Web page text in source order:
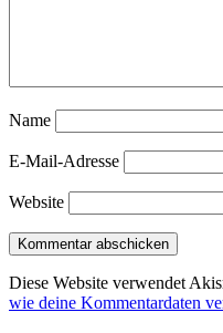
Name
E-Mail-Adresse
Website
Diese Website verwendet
wie deine Kommentardaten